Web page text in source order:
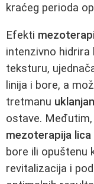
kraćeg perioda
Efekti
intenzivno hidrira
teksturu,
linija i bore, a
tretmanu
ostave.
mezoterapija lica
bore ili opuštenu
revitalizacija i